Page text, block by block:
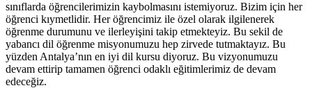
sınıflarda öğrencilerimizin kaybolmasını istemiyoruz. Bizim için her
öğrenci kıymetlidir. Her öğrencimiz ile özel olarak ilgilenerek
öğrenme durumunu ve ilerleyişini takip etmekteyiz. Bu sekil de
yabancı dil öğrenme misyonumuzu hep zirvede tutmaktayız. Bu
yüzden Antalya’nın en iyi dil kursu diyoruz. Bu vizyonumuzu
devam ettirip tamamen öğrenci odaklı eğitimlerimiz de devam
edeceğiz.